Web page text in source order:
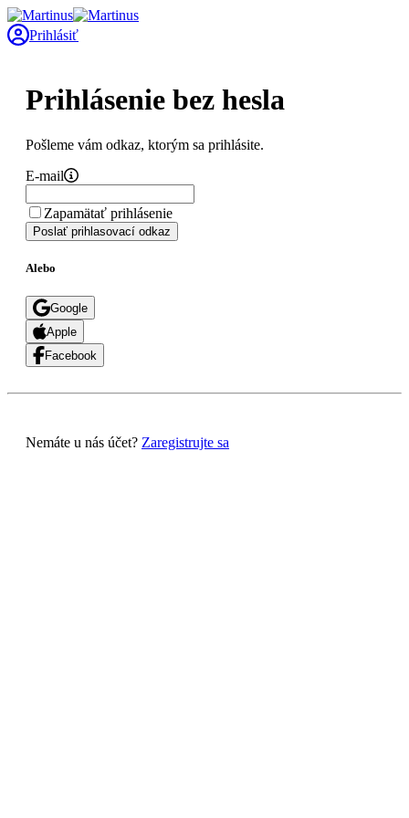
Prihlásiť
Prihlásenie bez hesla
Pošleme vám odkaz, ktorým sa prihlásite.
E-mail
Zapamätať prihlásenie
Poslať prihlasovací odkaz
Alebo
Google
Apple
Facebook
Nemáte u nás účet? Zaregistrujte sa